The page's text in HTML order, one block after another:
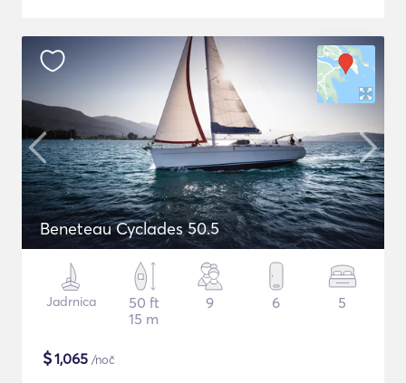
Beneteau Cyclades 50.5
Jadrnica
50 ft
15 m
9 6 5
$1,065 /noč